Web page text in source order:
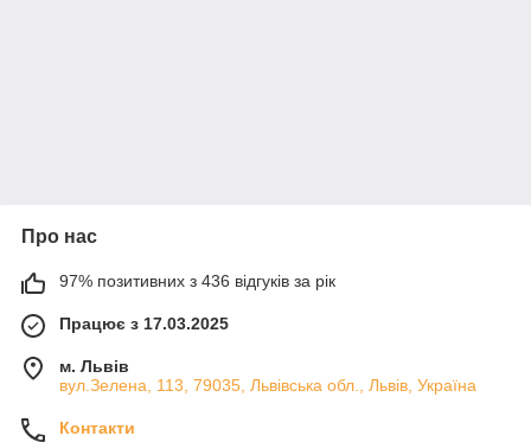
Про нас
97% позитивних з 436 відгуків за рік
Працює з 17.03.2025
м. Львів
вул.Зелена, 113, 79035, Львівська обл., Львів, Україна
Контакти